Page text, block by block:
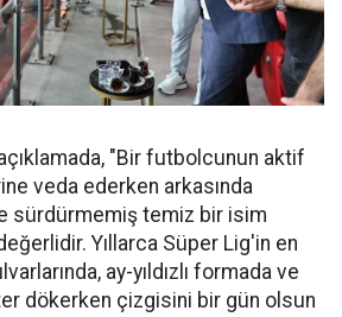
"Bir futbolcunun aktif
veda ederken arkasında
sürdürmemiş temiz bir isim
Yıllarca Süper Lig'in en
ay-yıldızlı formada ve
dökerken çizgisini bir gün olsun